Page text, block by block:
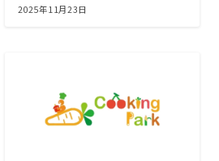
2025年11月23日